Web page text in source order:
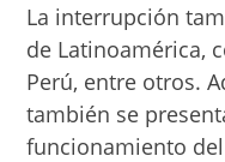
La interrupción
de Latinoamérica,
Perú, entre otros.
también se
funcionamiento